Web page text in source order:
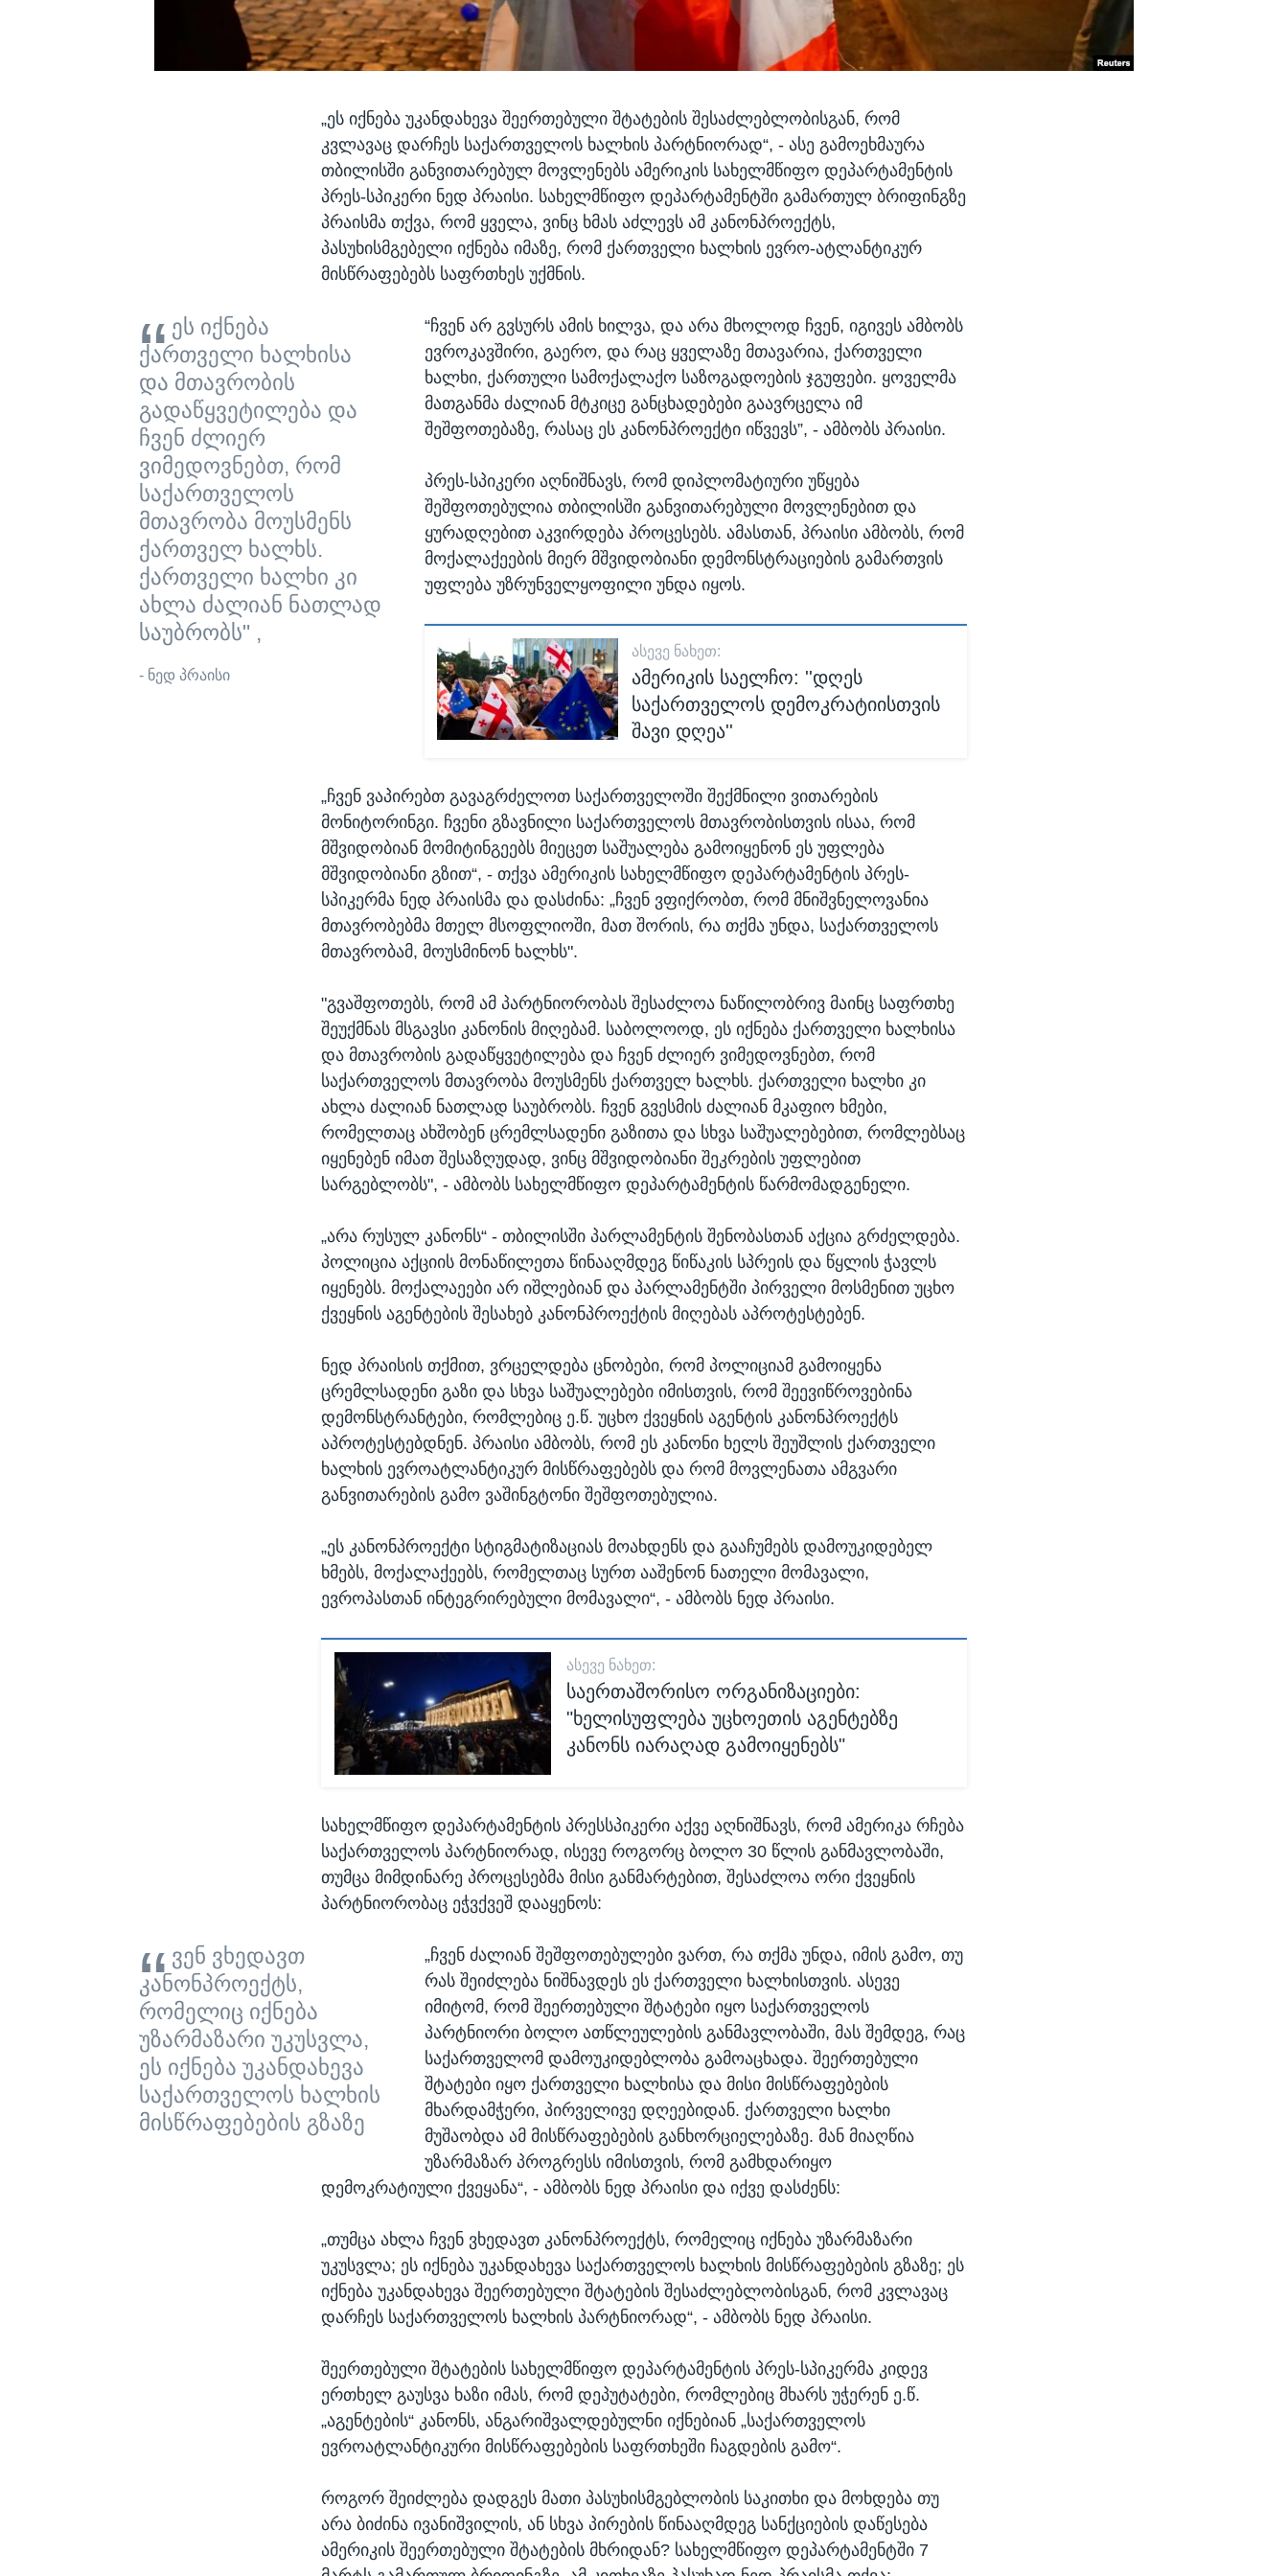
„ეს იქნება უკანდახევა შეერთებული შტატების შესაძლებლობისგან, რომ
კვლავაც დარჩეს საქართველოს ხალხის პარტნიორად“, - ასე გამოეხმაურა
თბილისში განვითარებულ მოვლენებს ამერიკის სახელმწიფო დეპარტამენტის
პრეს-სპიკერი ნედ პრაისი. სახელმწიფო დეპარტამენტში გამართულ ბრიფინგზე
პრაისმა თქვა, რომ ყველა, ვინც ხმას აძლევს ამ კანონპროექტს,
პასუხისმგებელი იქნება იმაზე, რომ ქართველი ხალხის ევრო-ატლანტიკურ
მისწრაფებებს საფრთხეს უქმნის.
ეს იქნება
ქართველი ხალხისა
და მთავრობის
გადაწყვეტილება და
ჩვენ ძლიერ
ვიმედოვნებთ, რომ
საქართველოს
მთავრობა მოუსმენს
ქართველ ხალხს.
ქართველი ხალხი კი
ახლა ძალიან ნათლად
საუბრობს" ,
- ნედ პრაისი
“ჩვენ არ გვსურს ამის ხილვა, და არა მხოლოდ ჩვენ, იგივეს ამბობს
ევროკავშირი, გაერო, და რაც ყველაზე მთავარია, ქართველი
ხალხი, ქართული სამოქალაქო საზოგადოების ჯგუფები. ყოველმა
მათგანმა ძალიან მტკიცე განცხადებები გაავრცელა იმ
შეშფოთებაზე, რასაც ეს კანონპროექტი იწვევს”, - ამბობს პრაისი.
პრეს-სპიკერი აღნიშნავს, რომ დიპლომატიური უწყება
შეშფოთებულია თბილისში განვითარებული მოვლენებით და
ყურადღებით აკვირდება პროცესებს. ამასთან, პრაისი ამბობს, რომ
მოქალაქეების მიერ მშვიდობიანი დემონსტრაციების გამართვის
უფლება უზრუნველყოფილი უნდა იყოს.
ᲐᲡᲔᲕᲔ ᲜᲐᲮᲔᲗ:
ამერიკის საელჩო: ''დღეს
საქართველოს დემოკრატიისთვის
შავი დღეა''
„ჩვენ ვაპირებთ გავაგრძელოთ საქართველოში შექმნილი ვითარების
მონიტორინგი. ჩვენი გზავნილი საქართველოს მთავრობისთვის ისაა, რომ
მშვიდობიან მომიტინგეებს მიეცეთ საშუალება გამოიყენონ ეს უფლება
მშვიდობიანი გზით“, - თქვა ამერიკის სახელმწიფო დეპარტამენტის პრეს-
სპიკერმა ნედ პრაისმა და დასძინა: „ჩვენ ვფიქრობთ, რომ მნიშვნელოვანია
მთავრობებმა მთელ მსოფლიოში, მათ შორის, რა თქმა უნდა, საქართველოს
მთავრობამ, მოუსმინონ ხალხს".
"გვაშფოთებს, რომ ამ პარტნიორობას შესაძლოა ნაწილობრივ მაინც საფრთხე
შეუქმნას მსგავსი კანონის მიღებამ. საბოლოოდ, ეს იქნება ქართველი ხალხისა
და მთავრობის გადაწყვეტილება და ჩვენ ძლიერ ვიმედოვნებთ, რომ
საქართველოს მთავრობა მოუსმენს ქართველ ხალხს. ქართველი ხალხი კი
ახლა ძალიან ნათლად საუბრობს. ჩვენ გვესმის ძალიან მკაფიო ხმები,
რომელთაც ახშობენ ცრემლსადენი გაზითა და სხვა საშუალებებით, რომლებსაც
იყენებენ იმათ შესაზღუდად, ვინც მშვიდობიანი შეკრების უფლებით
სარგებლობს", - ამბობს სახელმწიფო დეპარტამენტის წარმომადგენელი.
„არა რუსულ კანონს“ - თბილისში პარლამენტის შენობასთან აქცია გრძელდება.
პოლიცია აქციის მონაწილეთა წინააღმდეგ წიწაკის სპრეის და წყლის ჭავლს
იყენებს. მოქალაეები არ იშლებიან და პარლამენტში პირველი მოსმენით უცხო
ქვეყნის აგენტების შესახებ კანონპროექტის მიღებას აპროტესტებენ.
ნედ პრაისის თქმით, ვრცელდება ცნობები, რომ პოლიციამ გამოიყენა
ცრემლსადენი გაზი და სხვა საშუალებები იმისთვის, რომ შეევიწროვებინა
დემონსტრანტები, რომლებიც ე.წ. უცხო ქვეყნის აგენტის კანონპროექტს
აპროტესტებდნენ. პრაისი ამბობს, რომ ეს კანონი ხელს შეუშლის ქართველი
ხალხის ევროატლანტიკურ მისწრაფებებს და რომ მოვლენათა ამგვარი
განვითარების გამო ვაშინგტონი შეშფოთებულია.
„ეს კანონპროექტი სტიგმატიზაციას მოახდენს და გააჩუმებს დამოუკიდებელ
ხმებს, მოქალაქეებს, რომელთაც სურთ ააშენონ ნათელი მომავალი,
ევროპასთან ინტეგრირებული მომავალი“, - ამბობს ნედ პრაისი.
ᲐᲡᲔᲕᲔ ᲜᲐᲮᲔᲗ:
საერთაშორისო ორგანიზაციები:
"ხელისუფლება უცხოეთის აგენტებზე
კანონს იარაღად გამოიყენებს"
სახელმწიფო დეპარტამენტის პრესსპიკერი აქვე აღნიშნავს, რომ ამერიკა რჩება
საქართველოს პარტნიორად, ისევე როგორც ბოლო 30 წლის განმავლობაში,
თუმცა მიმდინარე პროცესებმა მისი განმარტებით, შესაძლოა ორი ქვეყნის
პარტნიორობაც ეჭვქვეშ დააყენოს:
ვენ ვხედავთ
კანონპროექტს,
რომელიც იქნება
უზარმაზარი უკუსვლა,
ეს იქნება უკანდახევა
საქართველოს ხალხის
მისწრაფებების გზაზე
„ჩვენ ძალიან შეშფოთებულები ვართ, რა თქმა უნდა, იმის გამო, თუ
რას შეიძლება ნიშნავდეს ეს ქართველი ხალხისთვის. ასევე
იმიტომ, რომ შეერთებული შტატები იყო საქართველოს
პარტნიორი ბოლო ათწლეულების განმავლობაში, მას შემდეგ, რაც
საქართველომ დამოუკიდებლობა გამოაცხადა. შეერთებული
შტატები იყო ქართველი ხალხისა და მისი მისწრაფებების
მხარდამჭერი, პირველივე დღეებიდან. ქართველი ხალხი
მუშაობდა ამ მისწრაფებების განხორციელებაზე. მან მიაღწია
უზარმაზარ პროგრესს იმისთვის, რომ გამხდარიყო
დემოკრატიული ქვეყანა“, - ამბობს ნედ პრაისი და იქვე დასძენს:
„თუმცა ახლა ჩვენ ვხედავთ კანონპროექტს, რომელიც იქნება უზარმაზარი
უკუსვლა; ეს იქნება უკანდახევა საქართველოს ხალხის მისწრაფებების გზაზე; ეს
იქნება უკანდახევა შეერთებული შტატების შესაძლებლობისგან, რომ კვლავაც
დარჩეს საქართველოს ხალხის პარტნიორად“, - ამბობს ნედ პრაისი.
შეერთებული შტატების სახელმწიფო დეპარტამენტის პრეს-სპიკერმა კიდევ
ერთხელ გაუსვა ხაზი იმას, რომ დეპუტატები, რომლებიც მხარს უჭერენ ე.წ.
„აგენტების“ კანონს, ანგარიშვალდებულნი იქნებიან „საქართველოს
ევროატლანტიკური მისწრაფებების საფრთხეში ჩაგდების გამო“.
როგორ შეიძლება დადგეს მათი პასუხისმგებლობის საკითხი და მოხდება თუ
არა ბიძინა ივანიშვილის, ან სხვა პირების წინააღმდეგ სანქციების დაწესება
ამერიკის შეერთებული შტატების მხრიდან? სახელმწიფო დეპარტამენტში 7